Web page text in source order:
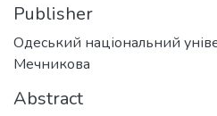
Publisher
Одеський національний
Мечникова
Abstract